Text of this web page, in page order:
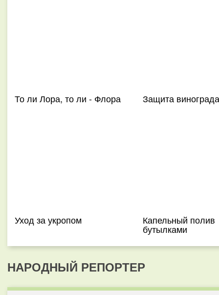
То ли Лора, то ли - Флора Защита винограда
Уход за укропом Капельный полив
бутылками
НАРОДНЫЙ РЕПОРТЕР